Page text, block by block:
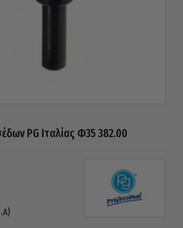
PG Ιταλίας Φ35 382.00